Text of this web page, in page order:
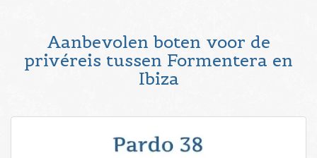
Aanbevolen boten voor de
privéreis tussen Formentera en
Ibiza